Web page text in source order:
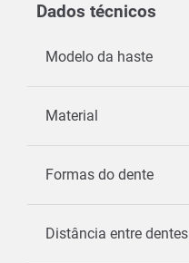
Dados técnicos
Modelo da haste
Material
Formas do dente
Distância entre dentes